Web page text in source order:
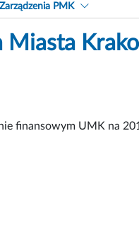
Zarządzenia PMK
Miasta
finansowym UMK na